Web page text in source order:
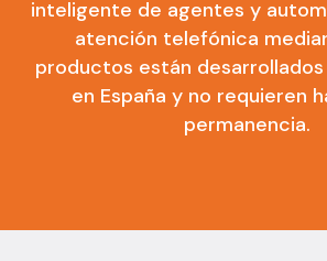
inteligente de agentes y
atención telefónica
productos están
en España y no requieren
permanencia.